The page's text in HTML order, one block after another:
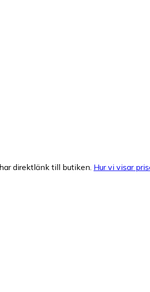
direktlänk till butiken. Hur vi visar